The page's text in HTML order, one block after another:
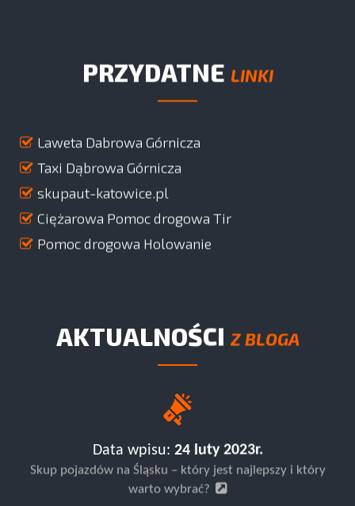
PRZYDATNE LINKI
Laweta Dabrowa Górnicza
Taxi Dąbrowa Górnicza
skupaut-katowice.pl
Ciężarowa Pomoc drogowa Tir
Pomoc drogowa Holowanie
AKTUALNOŚCI Z BLOGA
Data wpisu: 24 luty 2023r.
Skup pojazdów na Śląsku – który jest najlepszy i który
warto wybrać?